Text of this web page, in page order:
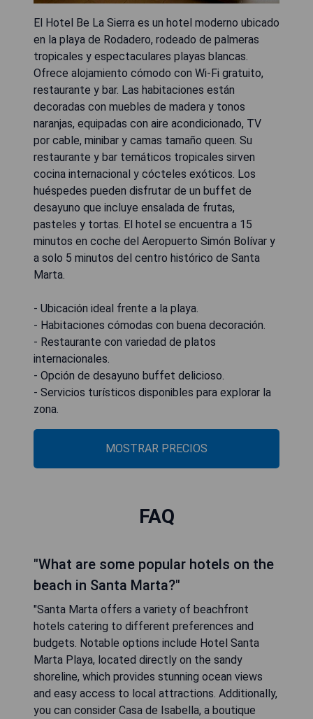
El Hotel Be La Sierra es un hotel moderno ubicado
en la playa de Rodadero, rodeado de palmeras
tropicales y espectaculares playas blancas.
Ofrece alojamiento cómodo con Wi-Fi gratuito,
restaurante y bar. Las habitaciones están
decoradas con muebles de madera y tonos
naranjas, equipadas con aire acondicionado, TV
por cable, minibar y camas tamaño queen. Su
restaurante y bar temáticos tropicales sirven
cocina internacional y cócteles exóticos. Los
huéspedes pueden disfrutar de un buffet de
desayuno que incluye ensalada de frutas,
pasteles y tortas. El hotel se encuentra a 15
minutos en coche del Aeropuerto Simón Bolívar y
a solo 5 minutos del centro histórico de Santa
Marta.
- Ubicación ideal frente a la playa.
- Habitaciones cómodas con buena decoración.
- Restaurante con variedad de platos
internacionales.
- Opción de desayuno buffet delicioso.
- Servicios turísticos disponibles para explorar la
zona.
MOSTRAR PRECIOS
FAQ
"What are some popular hotels on the
beach in Santa Marta?"
"Santa Marta offers a variety of beachfront
hotels catering to different preferences and
budgets. Notable options include Hotel Santa
Marta Playa, located directly on the sandy
shoreline, which provides stunning ocean views
and easy access to local attractions. Additionally,
you can consider Casa de Isabella, a boutique